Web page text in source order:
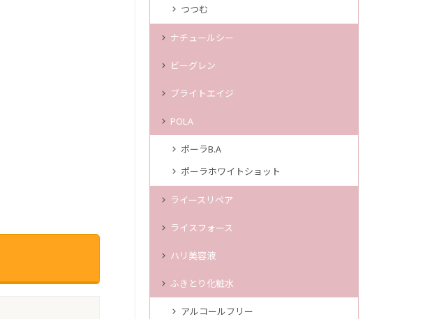
つつむ
ナチュールシー
ビーグレン
ブライトエイジ
POLA
ポーラB.A
ポーラホワイトショット
ライースリペア
ライスフォース
ハリ美容液
ふきとり化粧水
アルコールフリー